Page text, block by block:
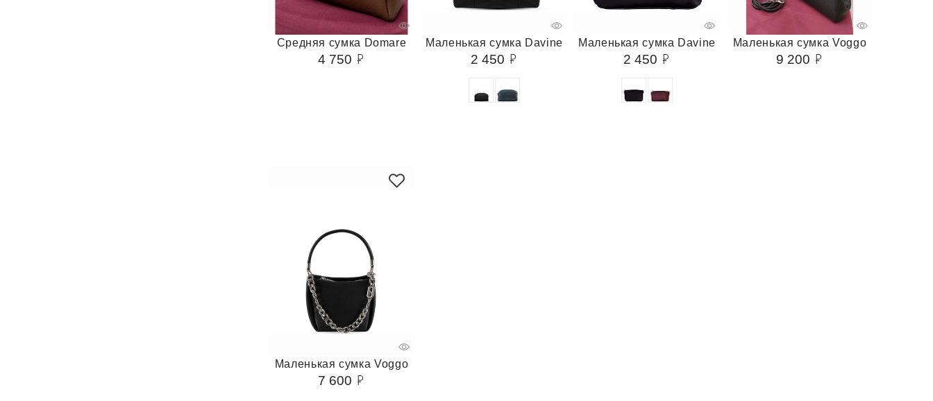
Средняя сумка Domare
4 750
Маленькая сумка Davine
2 450
Маленькая сумка Davine
2 450
Маленькая сумка Voggo
9 200
Маленькая сумка Voggo
7 600